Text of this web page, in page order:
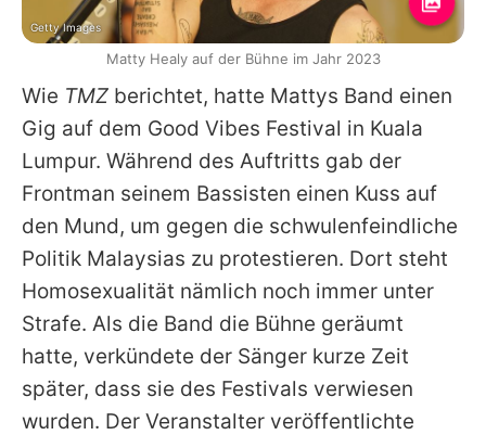
Wie TMZ berichtet, hatte Mattys Band einen
Gig auf dem Good Vibes Festival in Kuala
Lumpur. Während des Auftritts gab der
Frontman seinem Bassisten einen Kuss auf
den Mund, um gegen die schwulenfeindliche
Politik Malaysias zu protestieren. Dort steht
Homosexualität nämlich noch immer unter
Strafe. Als die Band die Bühne geräumt
hatte, verkündete der Sänger kurze Zeit
später, dass sie des Festivals verwiesen
wurden. Der Veranstalter veröffentlichte
Getty Images
Matty Healy auf der Bühne im Jahr 2023